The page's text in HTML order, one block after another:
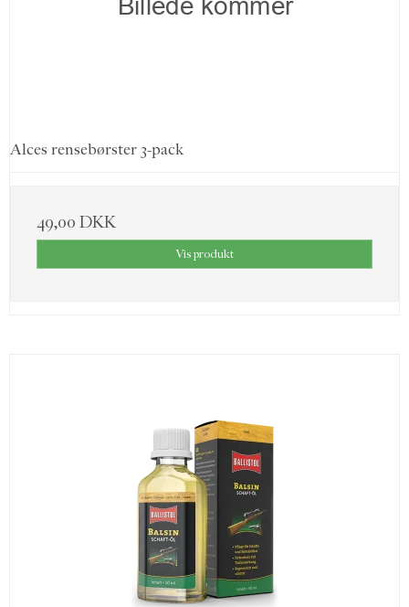
Alces rensebørster 3-pack
49,00 DKK
Vis produkt